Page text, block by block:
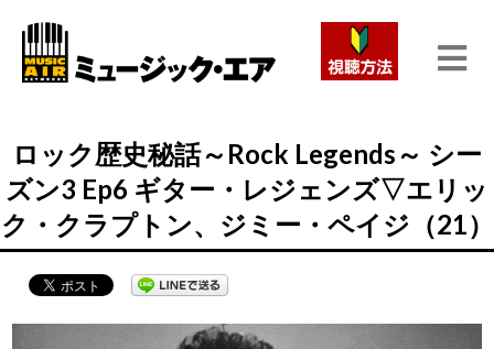
ロック歴史秘話～Rock Legends～ シー
ズン3 Ep6 ギター・レジェンズ▽エリッ
ク・クラプトン、ジミー・ペイジ（21）